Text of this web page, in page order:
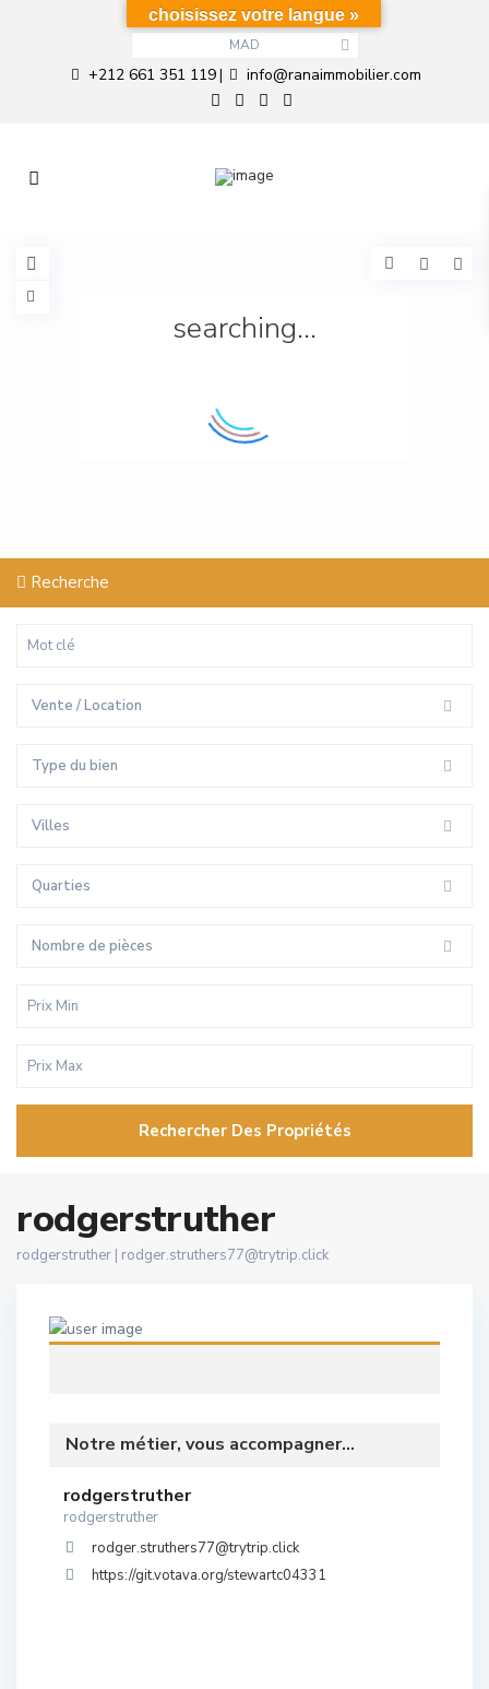
MAD
+212 661 351 119| info@ranaimmobilier.com
searching...
Recherche
Vente / Location
Type du bien
Villes
Quarties
Nombre de pièces
Rechercher Des Propriétés
rodgerstruther
rodgerstruther | rodger.struthers77@trytrip.click
Notre métier, vous accompagner...
rodgerstruther
rodgerstruther
rodger.struthers77@trytrip.click
https://git.votava.org/stewartc04331
choisissez votre langue »